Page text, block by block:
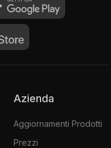
Azienda
Aggiornamenti Prodotti
Prezzi